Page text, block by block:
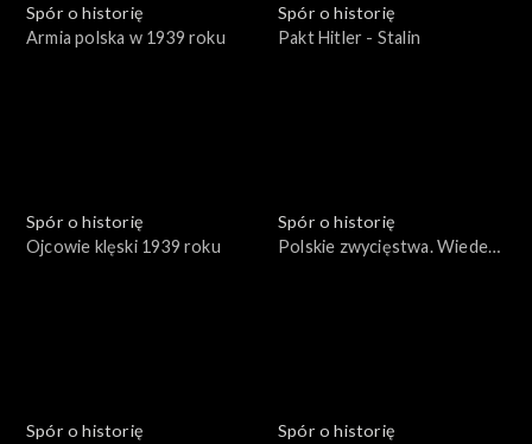
Spór o historię
Armia polska w 1939 roku
Spór o historię
Pakt Hitler - Stalin
Spór o historię
Ojcowie klęski 1939 roku
Spór o historię
Polskie zwycięstwa. Wiedeń
Spór o historię
Spór o historię